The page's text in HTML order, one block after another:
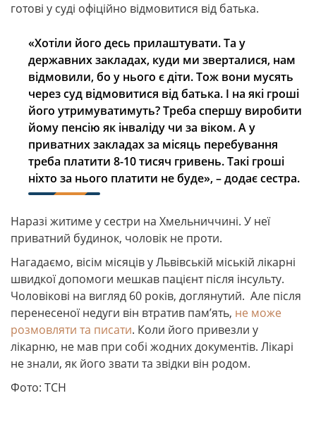
готові у суді офіційно відмовитися від батька.
«Хотіли його десь прилаштувати. Та у
державних закладах, куди ми зверталися, нам
відмовили, бо у нього є діти. Тож вони мусять
через суд відмовитися від батька. І на які гроші
його утримуватимуть? Треба спершу виробити
йому пенсію як інваліду чи за віком. А у
приватних закладах за місяць перебування
треба платити 8-10 тисяч гривень. Такі гроші
ніхто за нього платити не буде», – додає сестра.
Наразі житиме у сестри на Хмельниччині. У неї
приватний будинок, чоловік не проти.
Нагадаємо, вісім місяців у Львівській міській лікарні
швидкої допомоги мешкав пацієнт після інсульту.
Чоловікові на вигляд 60 років, доглянутий. Але після
перенесеної недуги він втратив пам’ять, не може
розмовляти та писати. Коли його привезли у
лікарню, не мав при собі жодних документів. Лікарі
не знали, як його звати та звідки він родом.
Фото: ТСН